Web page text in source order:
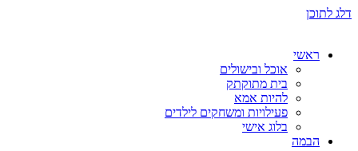
דלג לתוכן
ראשי
אוכל ובישולים
בית מתוקתק
להיות אמא
פעילויות ומשחקים לילדים
בלוג אישי
הבמה